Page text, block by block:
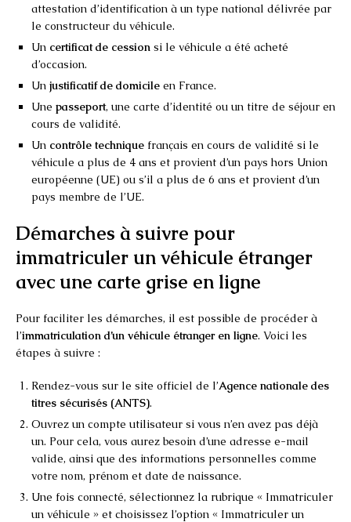
attestation d’identification à un type national délivrée par
le constructeur du véhicule.
Un certificat de cession si le véhicule a été acheté
d’occasion.
Un justificatif de domicile en France.
Une passeport, une carte d’identité ou un titre de séjour en
cours de validité.
Un contrôle technique français en cours de validité si le
véhicule a plus de 4 ans et provient d’un pays hors Union
européenne (UE) ou s’il a plus de 6 ans et provient d’un
pays membre de l’UE.
Démarches à suivre pour
immatriculer un véhicule étranger
avec une carte grise en ligne
Pour faciliter les démarches, il est possible de procéder à
l’immatriculation d’un véhicule étranger en ligne. Voici les
étapes à suivre :
Rendez-vous sur le site officiel de l’Agence nationale des
titres sécurisés (ANTS).
Ouvrez un compte utilisateur si vous n’en avez pas déjà
un. Pour cela, vous aurez besoin d’une adresse e-mail
valide, ainsi que des informations personnelles comme
votre nom, prénom et date de naissance.
Une fois connecté, sélectionnez la rubrique « Immatriculer
un véhicule » et choisissez l’option « Immatriculer un